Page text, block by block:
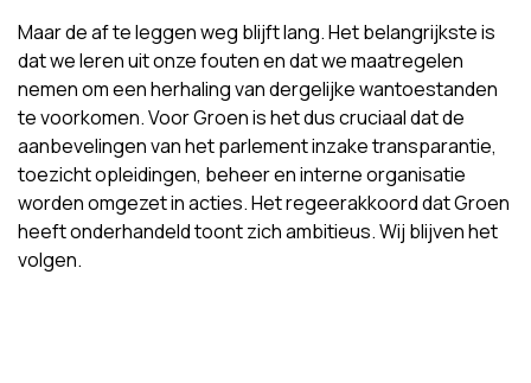
Maar de af te leggen weg blijft lang. Het belangrijkste is
dat we leren uit onze fouten en dat we maatregelen
nemen om een herhaling van dergelijke wantoestanden
te voorkomen. Voor Groen is het dus cruciaal dat de
aanbevelingen van het parlement inzake transparantie,
toezicht opleidingen, beheer en interne organisatie
worden omgezet in acties. Het regeerakkoord dat Groen
heeft onderhandeld toont zich ambitieus. Wij blijven het
volgen.